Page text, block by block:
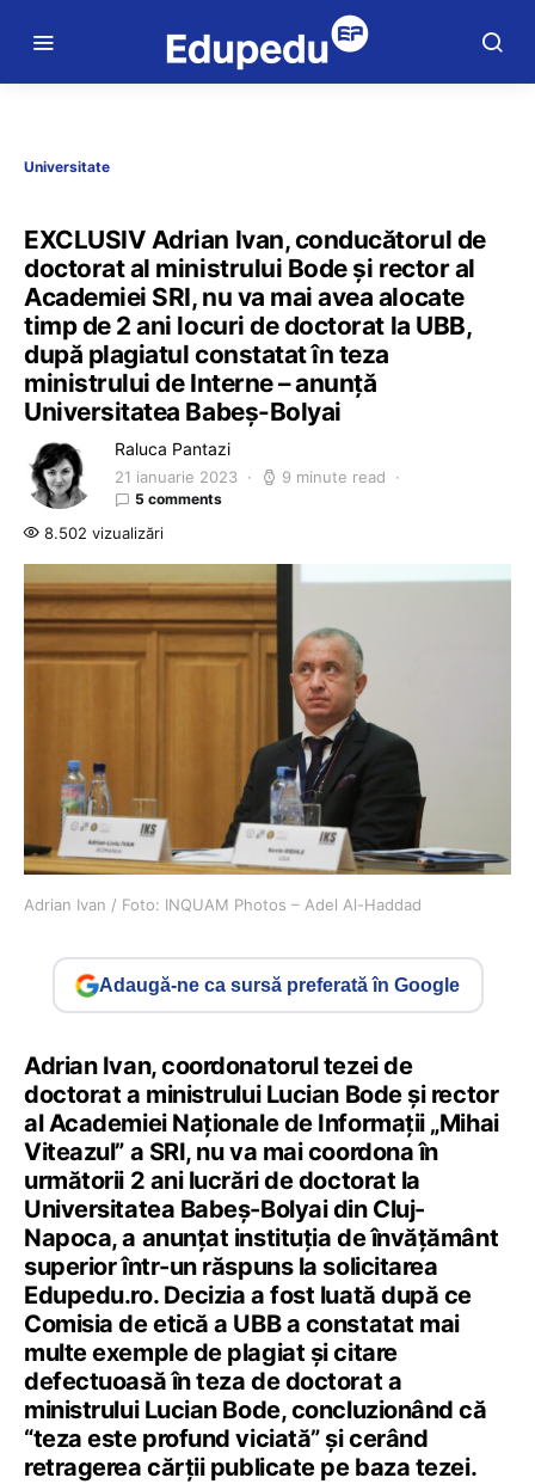
Universitate
EXCLUSIV Adrian Ivan, conducătorul de
doctorat al ministrului Bode și rector al
Academiei SRI, nu va mai avea alocate
timp de 2 ani locuri de doctorat la UBB,
după plagiatul constatat în teza
ministrului de Interne – anunță
Universitatea Babeș-Bolyai
Raluca Pantazi
21 ianuarie 2023 9 minute read
5 comments
8.502 vizualizări
Adrian Ivan / Foto: INQUAM Photos – Adel Al-Haddad
Adaugă-ne ca sursă preferată în Google
Adrian Ivan, coordonatorul tezei de
doctorat a ministrului Lucian Bode și rector
al Academiei Naționale de Informații „Mihai
Viteazul” a SRI, nu va mai coordona în
următorii 2 ani lucrări de doctorat la
Universitatea Babeș-Bolyai din Cluj-
Napoca, a anunțat instituția de învățământ
superior într-un răspuns la solicitarea
Edupedu.ro. Decizia a fost luată după ce
Comisia de etică a UBB a constatat mai
multe exemple de plagiat și citare
defectuoasă în teza de doctorat a
ministrului Lucian Bode, concluzionând că
“teza este profund viciată” și cerând
retragerea cărții publicate pe baza tezei.